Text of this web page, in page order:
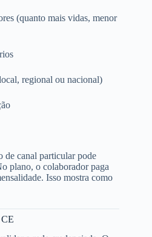
(quanto mais vidas, menor
regional ou nacional)
de canal particular pode
plano, o colaborador paga
Isso mostra como